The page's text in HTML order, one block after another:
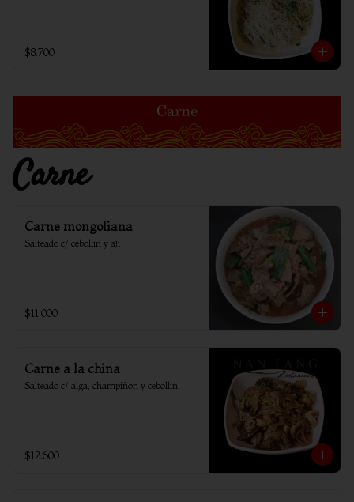
$8.700
Carne
Carne mongoliana
Salteado c/ cebollin y aji
$11.000
Carne a la china
Salteado c/ alga, champiñon y cebollin
$12.600